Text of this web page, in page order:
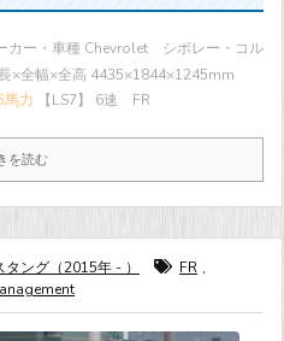
カー・車種 Chevrolet シボレー・コル
×全幅×全高 4435×1844×1245mm
馬力 【LS7】 6速 FR
を読む
タング（2015年 - ） FR ,